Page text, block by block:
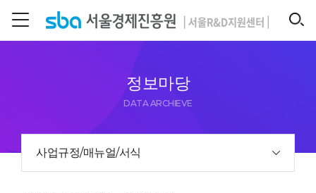
SEARCH
정보마당
DATA ARCHIEVE
사업규정/매뉴얼/서식